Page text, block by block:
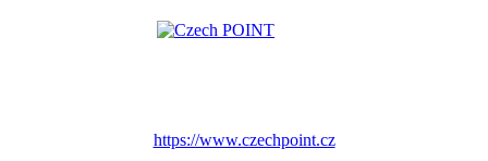
https://www.czechpoint.cz